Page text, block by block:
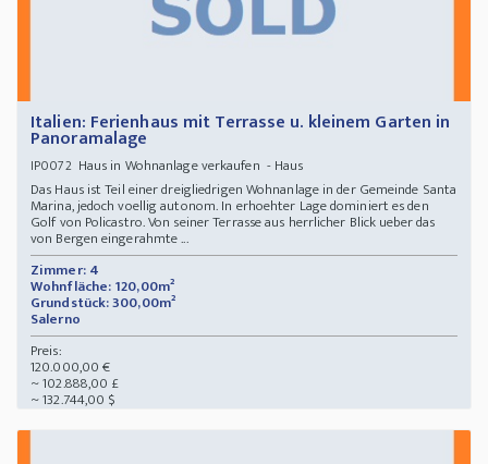
Italien: Ferienhaus mit Terrasse u. kleinem Garten in
Panoramalage
IP0072Haus in Wohnanlage verkaufen - Haus
Das Haus ist Teil einer dreigliedrigen Wohnanlage in der Gemeinde Santa
Marina, jedoch voellig autonom. In erhoehter Lage dominiert es den
Golf von Policastro. Von seiner Terrasse aus herrlicher Blick ueber das
von Bergen eingerahmte ...
Zimmer: 4
Wohnfläche: 120,00m²
Grundstück: 300,00m²
Salerno
Preis:
120.000,00 €
~ 102.888,00 £
~ 132.744,00 $